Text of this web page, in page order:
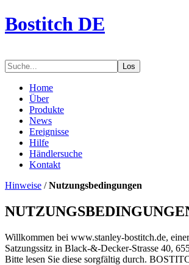
Bostitch DE
Los
Home
Über
Produkte
News
Ereignisse
Hilfe
Händlersuche
Kontakt
Hinweise /Nutzungsbedingungen
Willkommen bei www.stanley-bostitch.de,
Satzungssitz in Black-&-Decker-Strasse 40,
Bitte lesen Sie diese sorgfältig durch.